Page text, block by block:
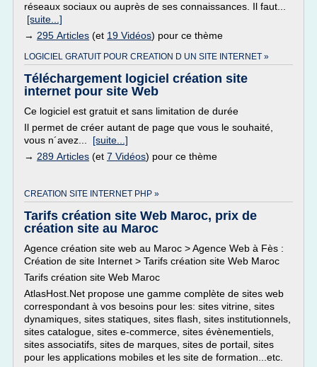
réseaux sociaux ou auprès de ses connaissances. Il faut...
[suite...]
→ 295 Articles (et 19 Vidéos) pour ce thème
LOGICIEL GRATUIT POUR CREATION D UN SITE INTERNET »
Téléchargement logiciel création site
internet pour site Web
Ce logiciel est gratuit et sans limitation de durée
Il permet de créer autant de page que vous le souhaité,
vous n´avez... [suite...]
→ 289 Articles (et 7 Vidéos) pour ce thème
CREATION SITE INTERNET PHP »
Tarifs création site Web Maroc, prix de
création site au Maroc
Agence création site web au Maroc > Agence Web à Fès :
Création de site Internet > Tarifs création site Web Maroc
Tarifs création site Web Maroc
AtlasHost.Net propose une gamme complète de sites web
correspondant à vos besoins pour les: sites vitrine, sites
dynamiques, sites statiques, sites flash, sites institutionnels,
sites catalogue, sites e-commerce, sites évènementiels,
sites associatifs, sites de marques, sites de portail, sites
pour les applications mobiles et les site de formation...etc.